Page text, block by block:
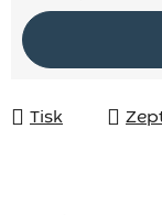
Měrná cena:
Tisk